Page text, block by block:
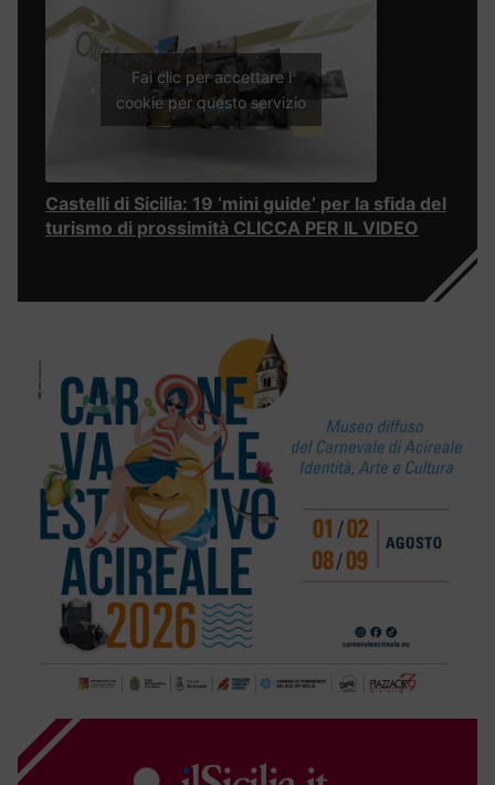
Fai clic per accettare i
cookie per questo servizio
Castelli di Sicilia: 19 ‘mini guide’ per la sfida del
turismo di prossimità CLICCA PER IL VIDEO